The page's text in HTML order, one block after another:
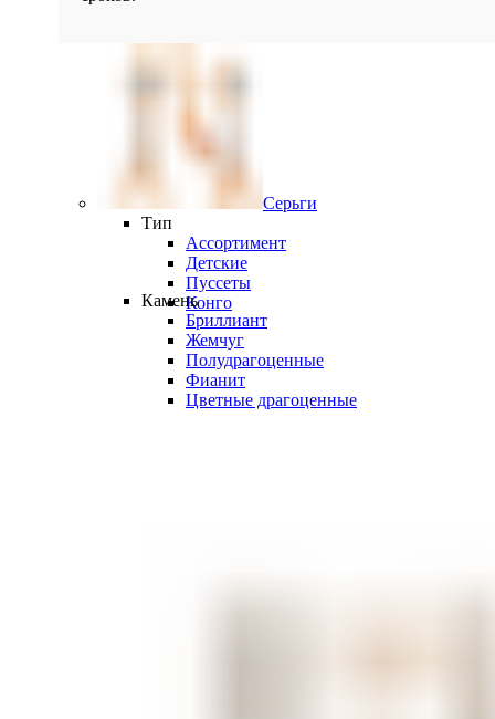
Серьги
Тип
Ассортимент
Детские
Пуссеты
Конго
Камень
Бриллиант
Жемчуг
Полудрагоценные
Фианит
Цветные драгоценные